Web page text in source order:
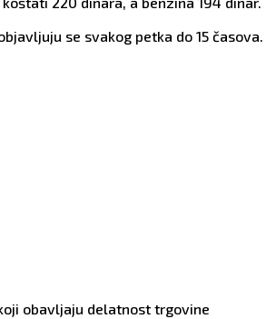
se svakog petka do 15 časova.
obavljaju delatnost trgovine